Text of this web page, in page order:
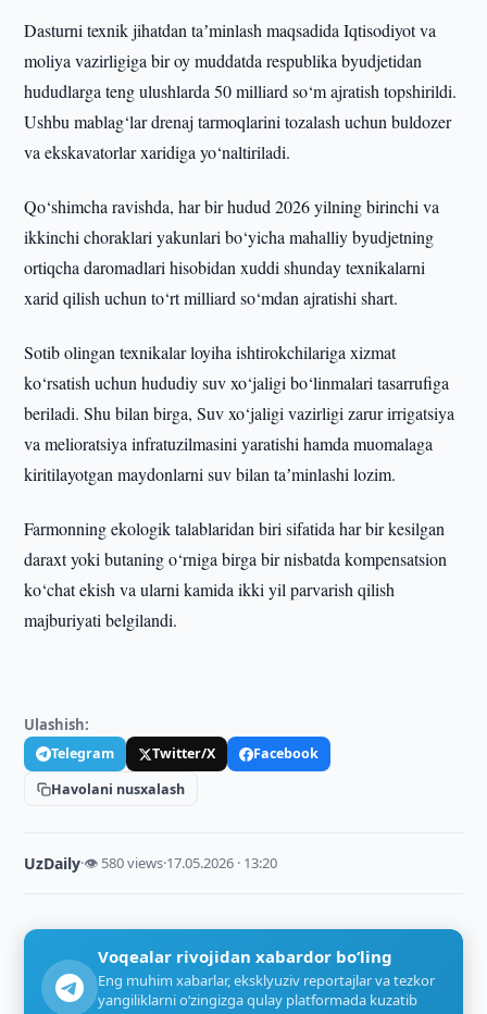
Dasturni texnik jihatdan taʼminlash maqsadida Iqtisodiyot va
moliya vazirligiga bir oy muddatda respublika byudjetidan
hududlarga teng ulushlarda 50 milliard so‘m ajratish topshirildi.
Ushbu mablag‘lar drenaj tarmoqlarini tozalash uchun buldozer
va ekskavatorlar xaridiga yo‘naltiriladi.
Qo‘shimcha ravishda, har bir hudud 2026 yilning birinchi va
ikkinchi choraklari yakunlari bo‘yicha mahalliy byudjetning
ortiqcha daromadlari hisobidan xuddi shunday texnikalarni
xarid qilish uchun to‘rt milliard so‘mdan ajratishi shart.
Sotib olingan texnikalar loyiha ishtirokchilariga xizmat
ko‘rsatish uchun hududiy suv xo‘jaligi bo‘linmalari tasarrufiga
beriladi. Shu bilan birga, Suv xo‘jaligi vazirligi zarur irrigatsiya
va melioratsiya infratuzilmasini yaratishi hamda muomalaga
kiritilayotgan maydonlarni suv bilan taʼminlashi lozim.
Farmonning ekologik talablaridan biri sifatida har bir kesilgan
daraxt yoki butaning o‘rniga birga bir nisbatda kompensatsion
ko‘chat ekish va ularni kamida ikki yil parvarish qilish
majburiyati belgilandi.
Ulashish:
Telegram Twitter/X
Facebook
Havolani nusxalash
UzDaily·👁 580 views·17.05.2026 · 13:20
Voqealar rivojidan xabardor bo‘ling
Eng muhim xabarlar, eksklyuziv reportajlar va tezkor
yangiliklarni o‘zingizga qulay platformada kuzatib